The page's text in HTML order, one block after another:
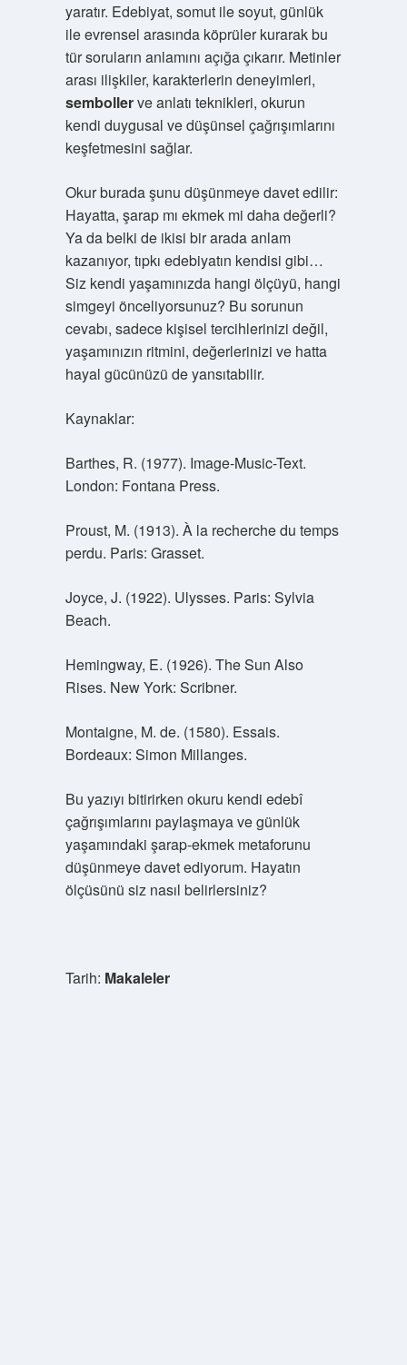
yaratır. Edebiyat, somut ile soyut, günlük
ile evrensel arasında köprüler kurarak bu
tür soruların anlamını açığa çıkarır. Metinler
arası ilişkiler, karakterlerin deneyimleri,
sembollerveanlatı teknikleri, okurun
kendi duygusal ve düşünsel çağrışımlarını
keşfetmesini sağlar.
Okur burada şunu düşünmeye davet edilir:
Hayatta, şarap mı ekmek mi daha değerli?
Ya da belki de ikisi bir arada anlam
kazanıyor, tıpkı edebiyatın kendisi gibi…
Siz kendi yaşamınızda hangi ölçüyü, hangi
simgeyi önceliyorsunuz? Bu sorunun
cevabı, sadece kişisel tercihlerinizi değil,
yaşamınızın ritmini, değerlerinizi ve hatta
hayal gücünüzü de yansıtabilir.
Kaynaklar:
Barthes, R. (1977). Image-Music-Text.
London: Fontana Press.
Proust, M. (1913). À la recherche du temps
perdu. Paris: Grasset.
Joyce, J. (1922). Ulysses. Paris: Sylvia
Beach.
Hemingway, E. (1926). The Sun Also
Rises. New York: Scribner.
Montaigne, M. de. (1580). Essais.
Bordeaux: Simon Millanges.
Bu yazıyı bitirirken okuru kendi edebî
çağrışımlarını paylaşmaya ve günlük
yaşamındaki şarap-ekmek metaforunu
düşünmeye davet ediyorum. Hayatın
ölçüsünü siz nasıl belirlersiniz?
Tarih: Makaleler